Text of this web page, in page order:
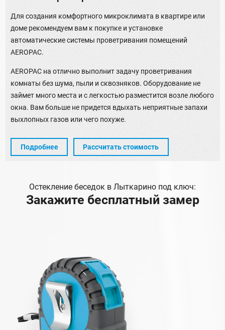
Для создания комфортного микроклимата в квартире или
доме рекомендуем вам к покупке и установке
автоматические системы проветривания помещений
AEROPAC.
AEROPAC на отлично выполнит задачу проветривания
комнаты без шума, пыли и сквозняков. Оборудование не
займет много места и с легкостью разместится возле любого
окна. Вам больше не придется вдыхать неприятные запахи
выхлопных газов или чего похуже.
Подробнее Рассчитать стоимость
Остекление беседок в Лыткарино под ключ:
Закажите бесплатный замер